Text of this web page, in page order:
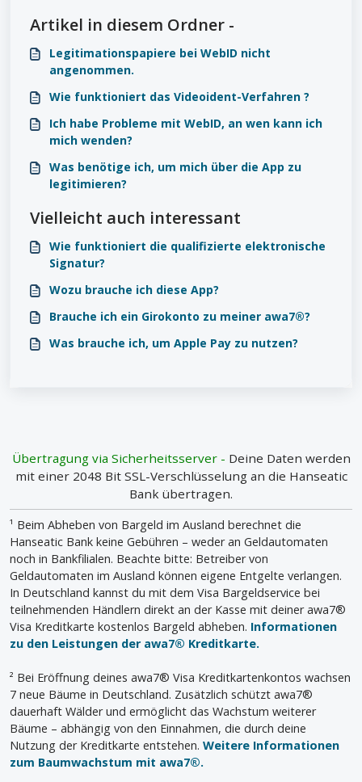
Artikel in diesem Ordner -
Legitimationspapiere bei WebID nicht
angenommen.
Wie funktioniert das Videoident-Verfahren ?
Ich habe Probleme mit WebID, an wen kann ich
mich wenden?
Was benötige ich, um mich über die App zu
legitimieren?
Vielleicht auch interessant
Wie funktioniert die qualifizierte elektronische
Signatur?
Wozu brauche ich diese App?
Brauche ich ein Girokonto zu meiner awa7®?
Was brauche ich, um Apple Pay zu nutzen?
Übertragung via Sicherheitsserver - Deine Daten werden
mit einer 2048 Bit SSL-Verschlüsselung an die Hanseatic
Bank übertragen.
¹ Beim Abheben von Bargeld im Ausland berechnet die
Hanseatic Bank keine Gebühren – weder an Geldautomaten
noch in Bankfilialen. Beachte bitte: Betreiber von
Geldautomaten im Ausland können eigene Entgelte verlangen.
In Deutschland kannst du mit dem Visa Bargeldservice bei
teilnehmenden Händlern direkt an der Kasse mit deiner awa7®
Visa Kreditkarte kostenlos Bargeld abheben. Informationen
zu den Leistungen der awa7® Kreditkarte.
² Bei Eröffnung deines awa7® Visa Kreditkartenkontos wachsen
7 neue Bäume in Deutschland. Zusätzlich schützt awa7®
dauerhaft Wälder und ermöglicht das Wachstum weiterer
Bäume – abhängig von den Einnahmen, die durch deine
Nutzung der Kreditkarte entstehen. Weitere Informationen
zum Baumwachstum mit awa7®.